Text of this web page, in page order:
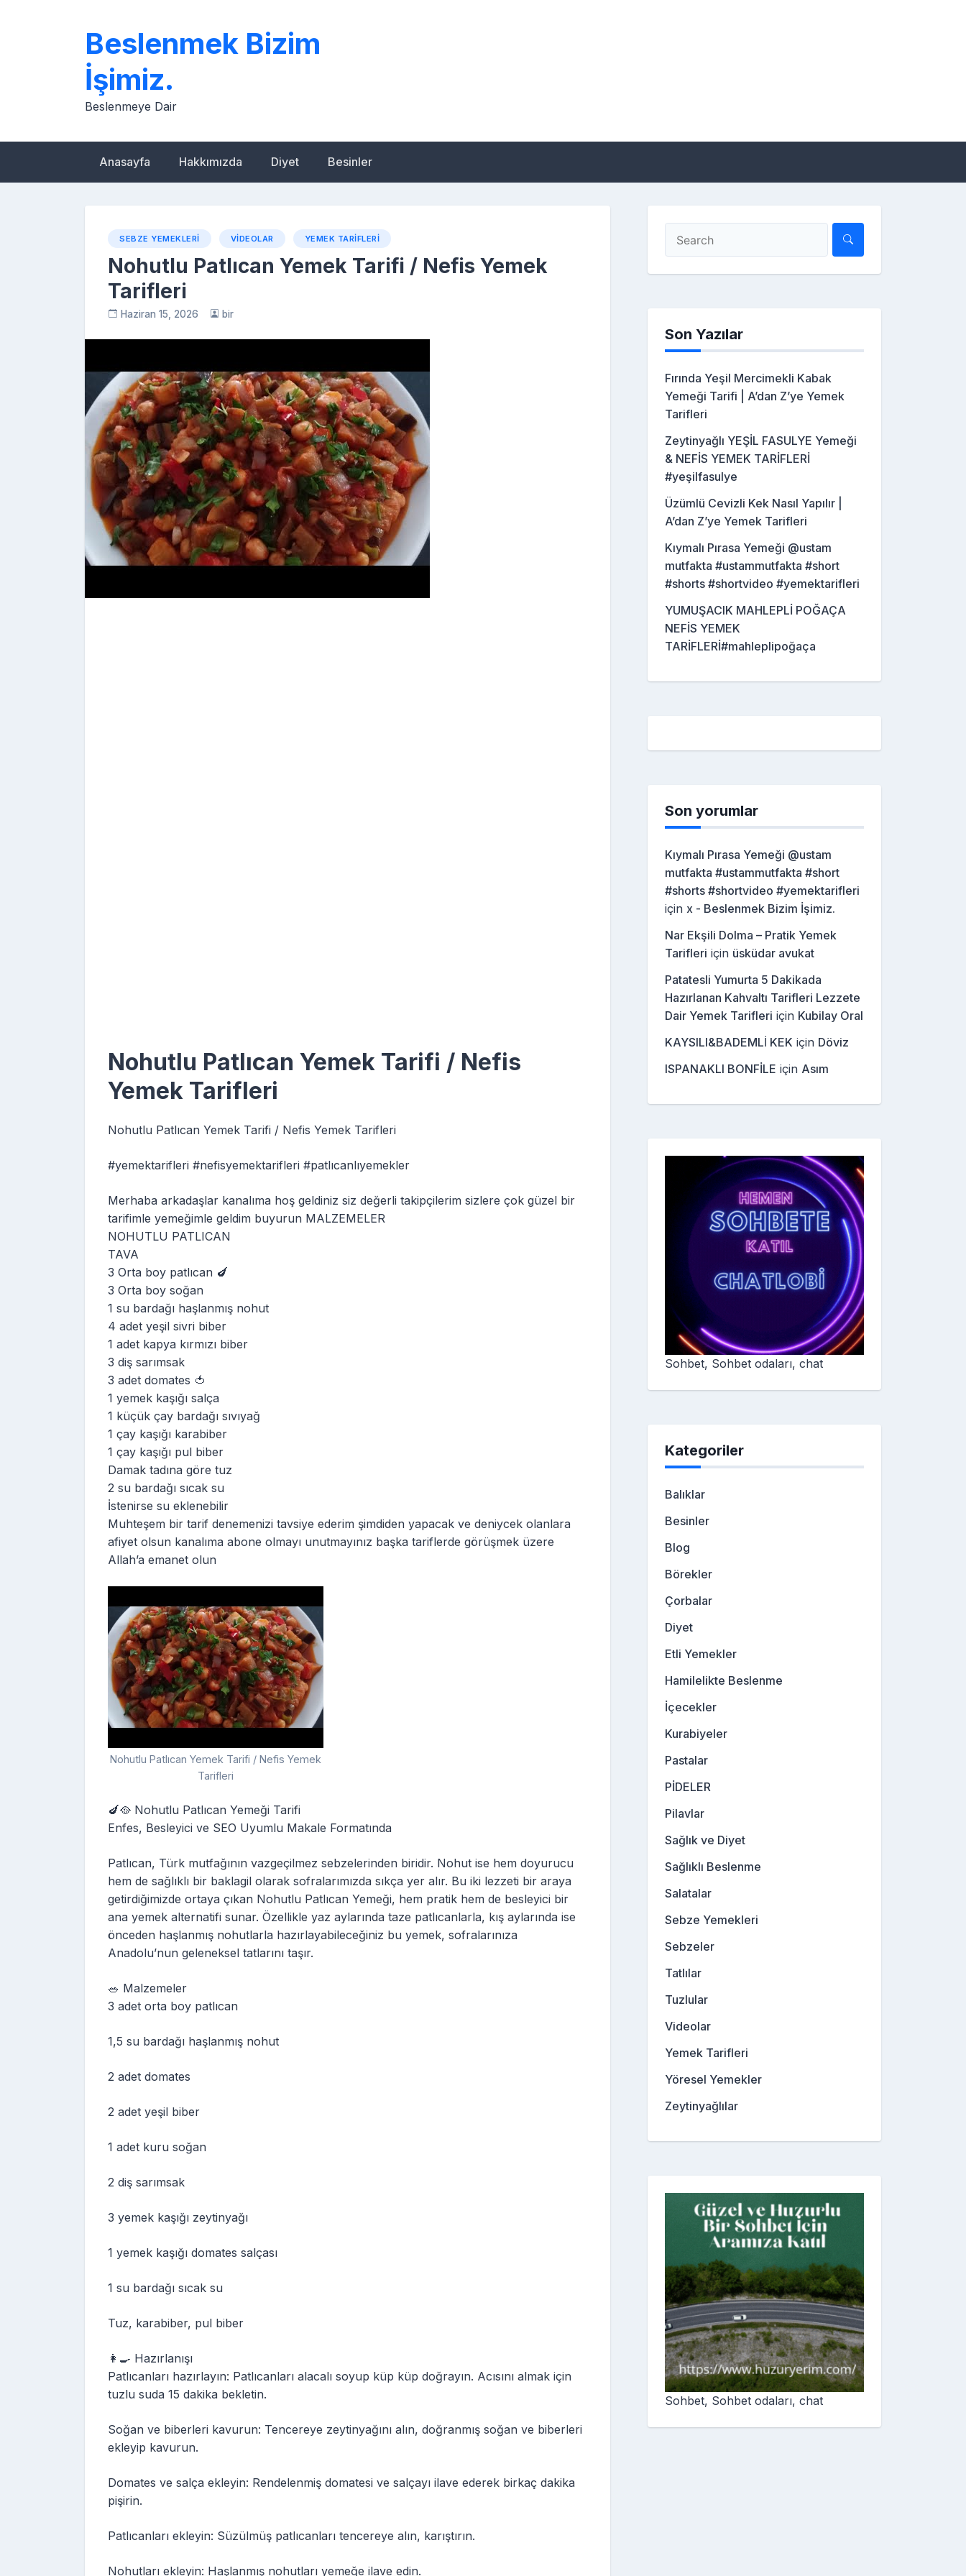
Beslenmek Bizim
İşimiz.
Beslenmeye Dair
Anasayfa Hakkımızda Diyet Besinler
SEBZE YEMEKLERI VIDEOLAR YEMEK TARIFLERI
Nohutlu Patlıcan Yemek Tarifi / Nefis Yemek
Tarifleri
Haziran 15, 2026 bir
Nohutlu Patlıcan Yemek Tarifi / Nefis
Yemek Tarifleri
Nohutlu Patlıcan Yemek Tarifi / Nefis Yemek Tarifleri
#yemektarifleri #nefisyemektarifleri #patlıcanlıyemekler
Merhaba arkadaşlar kanalıma hoş geldiniz siz değerli takipçilerim sizlere çok güzel bir
tarifimle yemeğimle geldim buyurun MALZEMELER
NOHUTLU PATLICAN
TAVA
3 Orta boy patlıcan 🍆
3 Orta boy soğan
1 su bardağı haşlanmış nohut
4 adet yeşil sivri biber
1 adet kapya kırmızı biber
3 diş sarımsak
3 adet domates 🍅
1 yemek kaşığı salça
1 küçük çay bardağı sıvıyağ
1 çay kaşığı karabiber
1 çay kaşığı pul biber
Damak tadına göre tuz
2 su bardağı sıcak su
İstenirse su eklenebilir
Muhteşem bir tarif denemenizi tavsiye ederim şimdiden yapacak ve deniycek olanlara
afiyet olsun kanalıma abone olmayı unutmayınız başka tariflerde görüşmek üzere
Allah’a emanet olun
Nohutlu Patlıcan Yemek Tarifi / Nefis Yemek
Tarifleri
🍆🥘 Nohutlu Patlıcan Yemeği Tarifi
Enfes, Besleyici ve SEO Uyumlu Makale Formatında
Patlıcan, Türk mutfağının vazgeçilmez sebzelerinden biridir. Nohut ise hem doyurucu
hem de sağlıklı bir baklagil olarak sofralarımızda sıkça yer alır. Bu iki lezzeti bir araya
getirdiğimizde ortaya çıkan Nohutlu Patlıcan Yemeği, hem pratik hem de besleyici bir
ana yemek alternatifi sunar. Özellikle yaz aylarında taze patlıcanlarla, kış aylarında ise
önceden haşlanmış nohutlarla hazırlayabileceğiniz bu yemek, sofralarınıza
Anadolu’nun geleneksel tatlarını taşır.
🥗 Malzemeler
3 adet orta boy patlıcan
1,5 su bardağı haşlanmış nohut
2 adet domates
2 adet yeşil biber
1 adet kuru soğan
2 diş sarımsak
3 yemek kaşığı zeytinyağı
1 yemek kaşığı domates salçası
1 su bardağı sıcak su
Tuz, karabiber, pul biber
👩‍🍳 Hazırlanışı
Patlıcanları hazırlayın: Patlıcanları alacalı soyup küp küp doğrayın. Acısını almak için
tuzlu suda 15 dakika bekletin.
Soğan ve biberleri kavurun: Tencereye zeytinyağını alın, doğranmış soğan ve biberleri
ekleyip kavurun.
Domates ve salça ekleyin: Rendelenmiş domatesi ve salçayı ilave ederek birkaç dakika
pişirin.
Patlıcanları ekleyin: Süzülmüş patlıcanları tencereye alın, karıştırın.
Nohutları ekleyin: Haşlanmış nohutları yemeğe ilave edin.
Son Yazılar
Fırında Yeşil Mercimekli Kabak
Yemeği Tarifi | A’dan Z’ye Yemek
Tarifleri
Zeytinyağlı YEŞİL FASULYE Yemeği
& NEFİS YEMEK TARİFLERİ
#yeşilfasulye
Üzümlü Cevizli Kek Nasıl Yapılır |
A’dan Z’ye Yemek Tarifleri
Kıymalı Pırasa Yemeği @ustam
mutfakta #ustammutfakta #short
#shorts #shortvideo #yemektarifleri
YUMUŞACIK MAHLEPLİ POĞAÇA
NEFİS YEMEK
TARİFLERİ#mahleplipoğaça
Son yorumlar
Kıymalı Pırasa Yemeği @ustam
mutfakta #ustammutfakta #short
#shorts #shortvideo #yemektarifleri
için x - Beslenmek Bizim İşimiz.
Nar Ekşili Dolma – Pratik Yemek
Tarifleri için üsküdar avukat
Patatesli Yumurta 5 Dakikada
Hazırlanan Kahvaltı Tarifleri Lezzete
Dair Yemek Tarifleri için Kubilay Oral
KAYSILI&BADEMLİ KEK için Döviz
ISPANAKLI BONFİLE için Asım
Sohbet, Sohbet odaları, chat
Kategoriler
Balıklar
Besinler
Blog
Börekler
Çorbalar
Diyet
Etli Yemekler
Hamilelikte Beslenme
İçecekler
Kurabiyeler
Pastalar
PİDELER
Pilavlar
Sağlık ve Diyet
Sağlıklı Beslenme
Salatalar
Sebze Yemekleri
Sebzeler
Tatlılar
Tuzlular
Videolar
Yemek Tarifleri
Yöresel Yemekler
Zeytinyağlılar
Sohbet, Sohbet odaları, chat